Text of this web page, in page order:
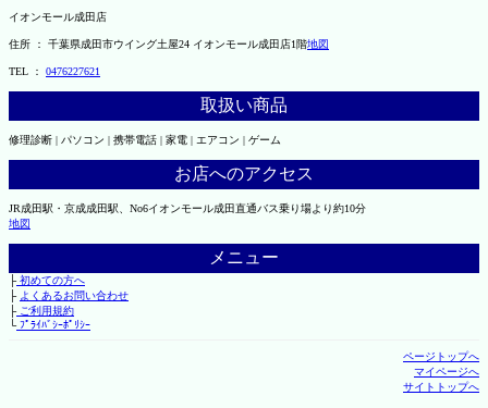
イオンモール成田店
住所 ： 千葉県成田市ウイング土屋24 イオンモール成田店1階地図
TEL ： 0476227621
取扱い商品
修理診断 | パソコン | 携帯電話 | 家電 | エアコン | ゲーム
お店へのアクセス
JR成田駅・京成成田駅、No6イオンモール成田直通バス乗り場より約10分
地図
メニュー
├初めての方へ
├ よくあるお問い合わせ
├ご利用規約
└ﾌﾟﾗｲﾊﾞｼｰﾎﾟﾘｼｰ
ページトップへ
マイページへ
サイトトップへ